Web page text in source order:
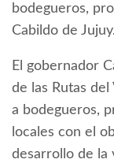
bodegueros,
Cabildo de Jujuy.
El gobernador
de las Rutas
a bodegueros,
locales con el
desarrollo de la